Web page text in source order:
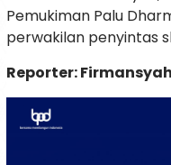
Pemukiman Palu
perwakilan penyintas
Reporter: